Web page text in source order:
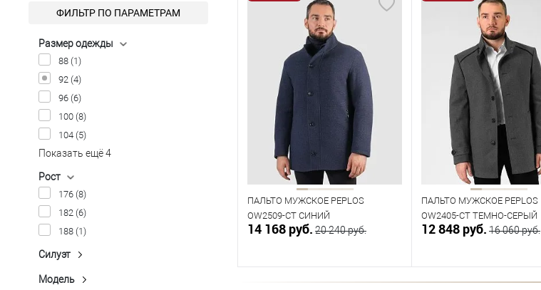
ФИЛЬТР ПО ПАРАМЕТРАМ
Размер одежды
88 (1)
92 (4)
96 (6)
100 (8)
104 (5)
Показать ещё 4
Рост
176 (8)
182 (6)
188 (1)
СилуэтПолуприлегающий
Прямой
Модель
П-564(1)
ПАЛЬТО МУЖСКОЕ PEPLOS
OW2509-CT СИНИЙ
14 168 руб. 20 240 руб.
ПАЛЬТО МУЖСКОЕ PEPLOS
OW2405-CT ТЕМНО-СЕРЫЙ
12 848 руб. 16 060 руб.